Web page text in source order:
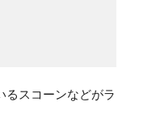
スコーンなどがラ